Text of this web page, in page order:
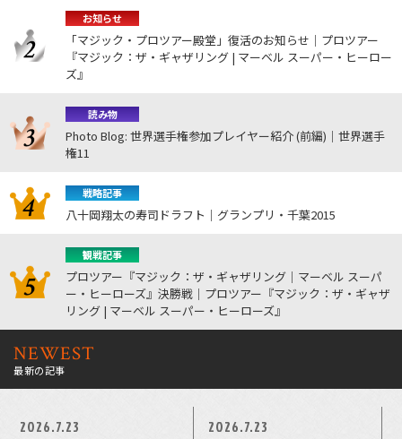
お知らせ
「マジック・プロツアー殿堂」復活のお知らせ｜プロツアー
『マジック：ザ・ギャザリング | マーベル スーパー・ヒーロー
ズ』
読み物
Photo Blog: 世界選手権参加プレイヤー紹介 (前編)｜世界選手
権11
戦略記事
八十岡翔太の寿司ドラフト｜グランプリ・千葉2015
観戦記事
プロツアー『マジック：ザ・ギャザリング｜マーベル スーパ
ー・ヒーローズ』決勝戦｜プロツアー『マジック：ザ・ギャザ
リング | マーベル スーパー・ヒーローズ』
NEWEST
最新の記事
2026.7.23 2026.7.23